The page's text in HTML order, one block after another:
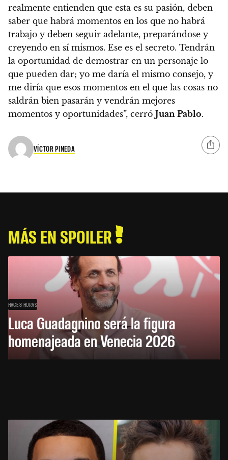
realmente entienden que esta es su pasión, deben
saber que habrá momentos en los que no habrá
trabajo y deben seguir adelante, preparándose y
creyendo en sí mismos. Ese es el secreto. Tendrán
la oportunidad de demostrar en un personaje lo
que pueden dar; yo me daría el mismo consejo, y
me diría que esos momentos en el que las cosas no
saldrán bien pasarán y vendrán mejores
momentos y oportunidades”, cerró Juan Pablo.
VÍCTOR PINEDA
MÁS EN SPOILER
HACE 8 HORAS
Luca Guadagnino será la figura
homenajeada en Venecia 2026